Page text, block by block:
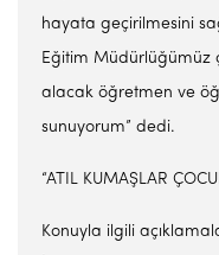
hayata geçirilmesini
Eğitim Müdürlüğümüz
alacak öğretmen ve
sunuyorum” dedi.
“ATIL KUMAŞLAR
Konuyla ilgili